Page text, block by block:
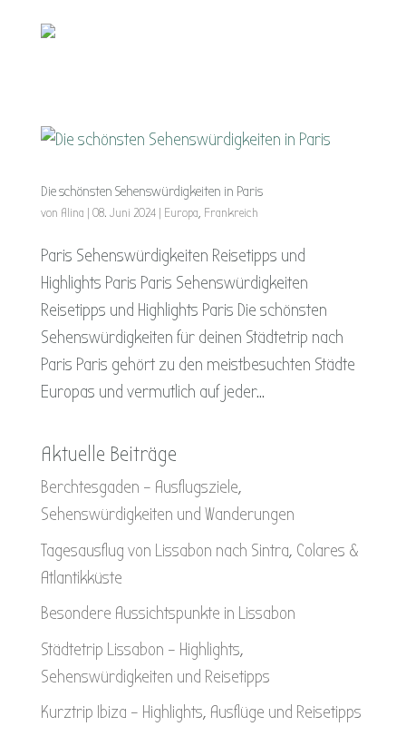
Die schönsten Sehenswürdigkeiten in Paris
von Alina | 08. Juni 2024| Europa, Frankreich
Paris Sehenswürdigkeiten Reisetipps und
Highlights Paris Paris Sehenswürdigkeiten
Reisetipps und Highlights Paris Die schönsten
Sehenswürdigkeiten für deinen Städtetrip nach
Paris Paris gehört zu den meistbesuchten Städte
Europas und vermutlich auf jeder...
Aktuelle Beiträge
Berchtesgaden – Ausflugsziele,
Sehenswürdigkeiten und Wanderungen
Tagesausflug von Lissabon nach Sintra, Colares &
Atlantikküste
Besondere Aussichtspunkte in Lissabon
Städtetrip Lissabon – Highlights,
Sehenswürdigkeiten und Reisetipps
Kurztrip Ibiza – Highlights, Ausflüge und Reisetipps